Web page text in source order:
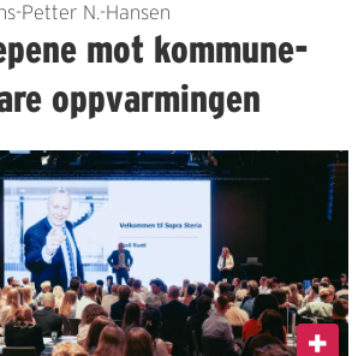
Petter N.-Hansen
mot kommune-
oppvarmingen